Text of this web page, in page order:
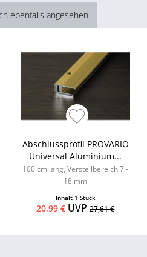
ebenfalls angesehen
Abschlussprofil PROVARIO
Universal Aluminium...
100 cm lang, Verstellbereich 7 -
18 mm
Inhalt 1 Stück
20,99 € UVP27,61 €